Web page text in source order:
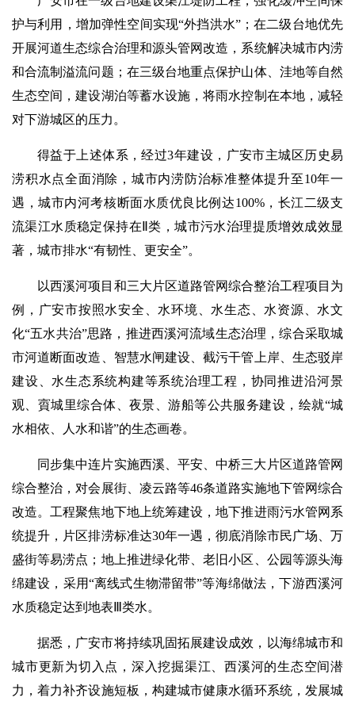
护与利用，增加弹性空间实现“外挡洪水”；在二级台地优先
开展河道生态综合治理和源头管网改造，系统解决城市内涝
和合流制溢流问题；在三级台地重点保护山体、洼地等自然
生态空间，建设湖泊等蓄水设施，将雨水控制在本地，减轻
对下游城区的压力。
得益于上述体系，经过3年建设，广安市主城区历史易
涝积水点全面消除，城市内涝防治标准整体提升至10年一
遇，城市内河考核断面水质优良比例达100%，长江二级支
流渠江水质稳定保持在Ⅱ类，城市污水治理提质增效成效显
著，城市排水“有韧性、更安全”。
以西溪河项目和三大片区道路管网综合整治工程项目为
例，广安市按照水安全、水环境、水生态、水资源、水文
化“五水共治”思路，推进西溪河流域生态治理，综合采取城
市河道断面改造、智慧水闸建设、截污干管上岸、生态驳岸
建设、水生态系统构建等系统治理工程，协同推进沿河景
观、賨城里综合体、夜景、游船等公共服务建设，绘就“城
水相依、人水和谐”的生态画卷。
同步集中连片实施西溪、平安、中桥三大片区道路管网
综合整治，对会展街、凌云路等46条道路实施地下管网综合
改造。工程聚焦地下地上统筹建设，地下推进雨污水管网系
统提升，片区排涝标准达30年一遇，彻底消除市民广场、万
盛街等易涝点；地上推进绿化带、老旧小区、公园等源头海
绵建设，采用“离线式生物滞留带”等海绵做法，下游西溪河
水质稳定达到地表Ⅲ类水。
据悉，广安市将持续巩固拓展建设成效，以海绵城市和
城市更新为切入点，深入挖掘渠江、西溪河的生态空间潜
力，着力补齐设施短板，构建城市健康水循环系统，发展城